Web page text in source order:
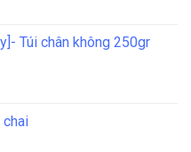
Túi chân không 250gr
chai